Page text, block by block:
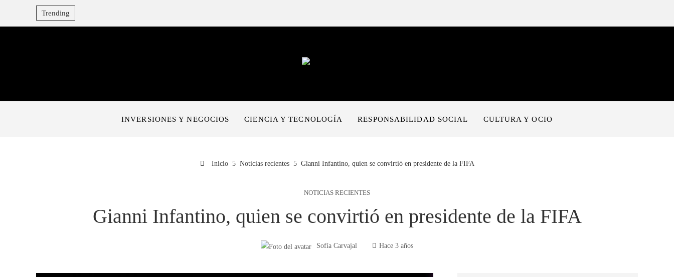
Trending
INVERSIONES Y NEGOCIOS CIENCIA Y TECNOLOGÍA RESPONSABILIDAD SOCIAL CULTURA Y OCIO
Inicio Noticias recientes Gianni Infantino, quien se convirtió en presidente de la FIFA
NOTICIAS RECIENTES
Gianni Infantino, quien se convirtió en presidente de la FIFA
Sofía Carvajal Hace 3 años